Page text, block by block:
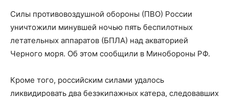
Силы противовоздушной обороны (ПВО) России
уничтожили минувшей ночью пять беспилотных
летательных аппаратов (БПЛА) над акваторией
Черного моря. Об этом сообщили в Минобороны РФ.
Кроме того, российским силами удалось
ликвидировать два безэкипажных катера, следовавших